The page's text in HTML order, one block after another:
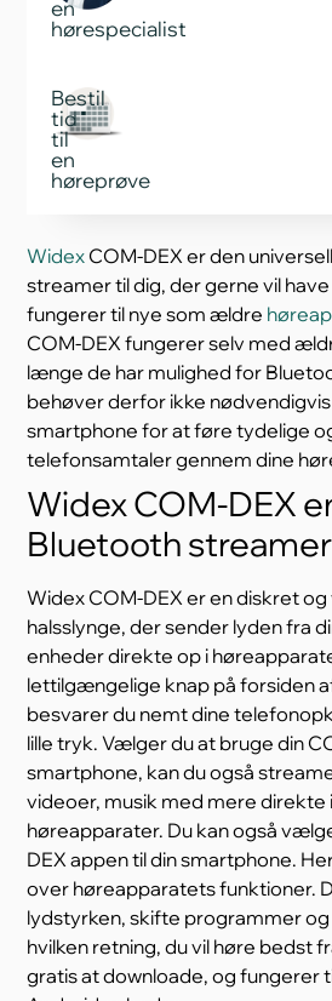
en
hørespecialist
Bestil
tid
til
en
høreprøve
WidexCOM-DEX er den
streamer til dig, der gerne vil
fungerer til nye som ældre
COM-DEX fungerer selv med
længe de har mulighed for
behøver derfor ikke
smartphone for at føre tydelige
telefonsamtaler gennem dine
Widex COM-DEX
Bluetooth streamer
Widex COM-DEX er en diskret
halsslynge, der sender lyden fra
enheder direkte op i
lettilgængelige knap på forsiden
besvarer du nemt dine
lille tryk. Vælger du at bruge din
smartphone, kan du også
videoer, musik med mere direkte
høreapparater. Du kan også
DEX appen til din smartphone.
over høreapparatets funktioner.
lydstyrken, skifte programmer
hvilken retning, du vil høre bedst
gratis at downloade, og fungerer